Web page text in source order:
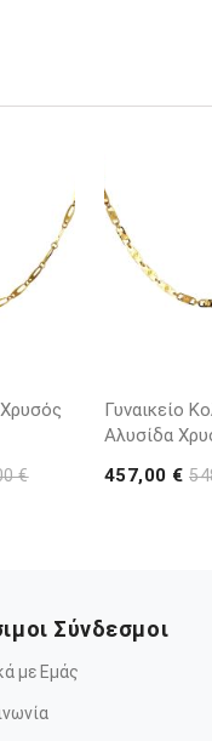
€
Γυναικείο
Αλυσίδα
457,00 €
Σύνδεσμοι
με Εμάς